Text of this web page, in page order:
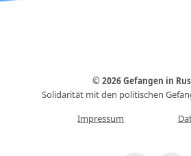
© 2026 Gefangen in
Solidarität mit den politischen
Impressum